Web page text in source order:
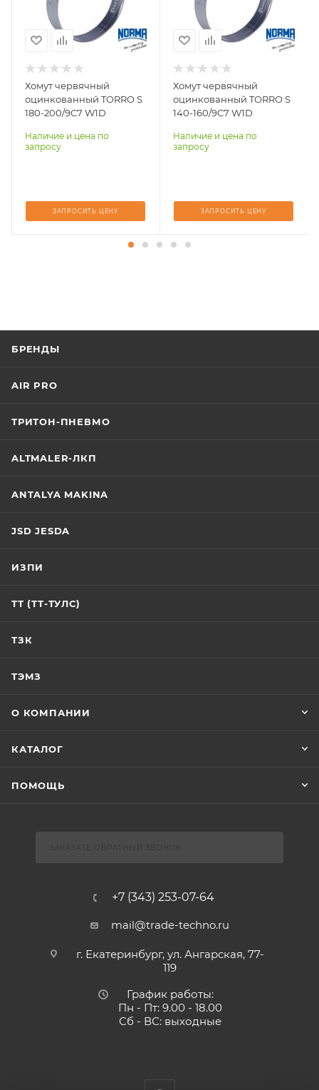
Хомут червячный
оцинкованный TORRO S
180-200/9C7 W1D
Наличие и цена по
запросу
ЗАПРОСИТЬ ЦЕНУ
Хомут червячный
оцинкованный TORRO S
140-160/9C7 W1D
Наличие и цена по
запросу
ЗАПРОСИТЬ ЦЕНУ
БРЕНДЫ
AIR PRO
ТРИТОН-ПНЕВМО
ALTMALER-ЛКП
ANTALYA MAKINA
JSD JESDA
ИЗПИ
ТТ (ТТ-ТУЛС)
ТЗК
ТЭМЗ
О КОМПАНИИ
КАТАЛОГ
ПОМОЩЬ
+7 (343) 253-07-64
mail@trade-techno.ru
г. Екатеринбург, ул. Ангарская, 77-
119
График работы:
Пн - Пт: 9.00 - 18.00
Сб - ВС: выходные